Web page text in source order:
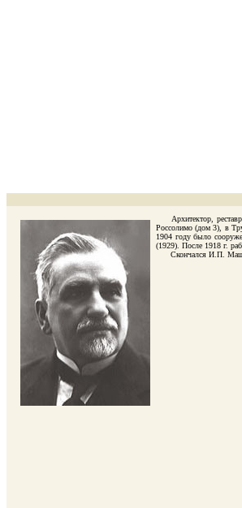
Архитектор,
Россолимо (дом 3), в
1904 году было
(1929). После 1918 г.
Скончался И.П.